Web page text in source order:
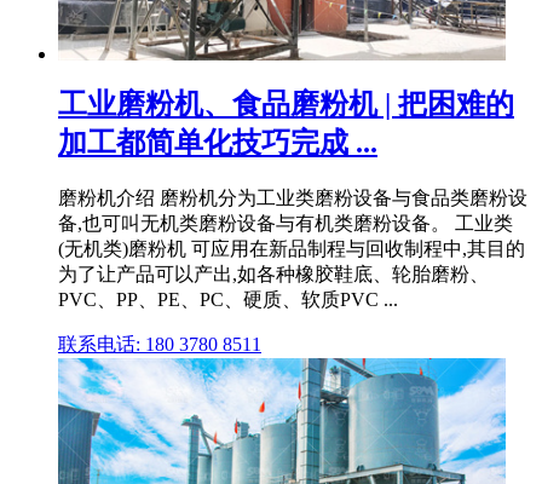
工业磨粉机、食品磨粉机 | 把困难的
加工都简单化技巧完成 ...
磨粉机介绍 磨粉机分为工业类磨粉设备与食品类磨粉设
备,也可叫无机类磨粉设备与有机类磨粉设备。 工业类
(无机类)磨粉机 可应用在新品制程与回收制程中,其目的
为了让产品可以产出,如各种橡胶鞋底、轮胎磨粉、
PVC、PP、PE、PC、硬质、软质PVC ...
联系电话: 180 3780 8511